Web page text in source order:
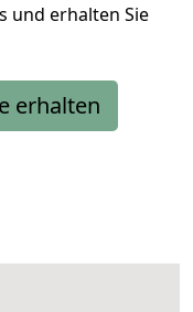
und erhalten Sie
erhalten